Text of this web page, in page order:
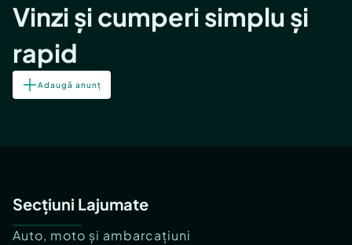
Vinzi și cumperi simplu și
rapid
Adaugă anunț
Secțiuni Lajumate
Auto, moto și ambarcațiuni